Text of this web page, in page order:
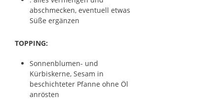
abschmecken, eventuell etwas
Süße ergänzen
TOPPING:
Sonnenblumen- und
Kürbiskerne, Sesam in
beschichteter Pfanne ohne Öl
anrösten